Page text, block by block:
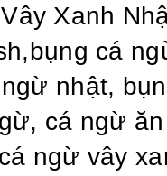
Xanh
cá
nhật,
cá ngừ
ngừ vây